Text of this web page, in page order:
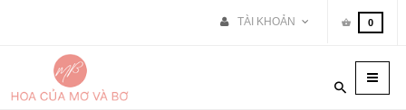
0
TÀI KHOẢN
Toggle